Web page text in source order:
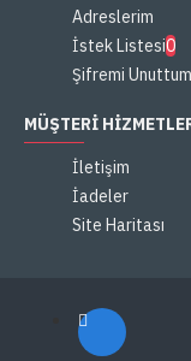
Adreslerim
İstek Listesi0
Şifremi Unuttum
MÜŞTERI
İletişim
İadeler
Site Haritası